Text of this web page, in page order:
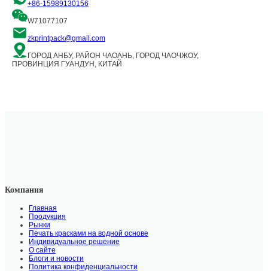
+86-15989130156
W71077107
zkprintpack@gmail.com
ГОРОД АНБУ, РАЙОН ЧАОАНЬ, ГОРОД ЧАОЧЖОУ,
ПРОВИНЦИЯ ГУАНДУН, КИТАЙ
Компания
Главная
Продукция
Рынки
Печать красками на водной основе
Индивидуальное решение
О сайте
Блоги и новости
Политика конфиденциальности